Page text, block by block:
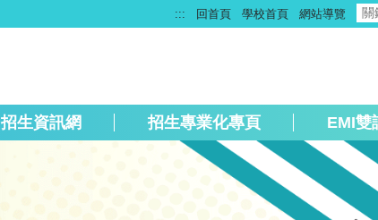
::: 回首頁 學校首頁 網站導覽
招生資訊網 招生專業化專頁 EMI雙